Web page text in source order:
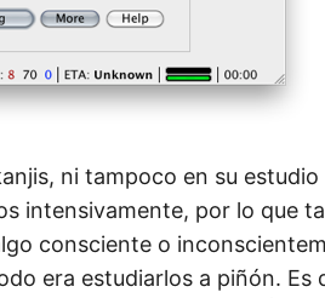
ni tampoco en su
intensivamente, por lo que
consciente o
era estudiarlos a piñón. Es